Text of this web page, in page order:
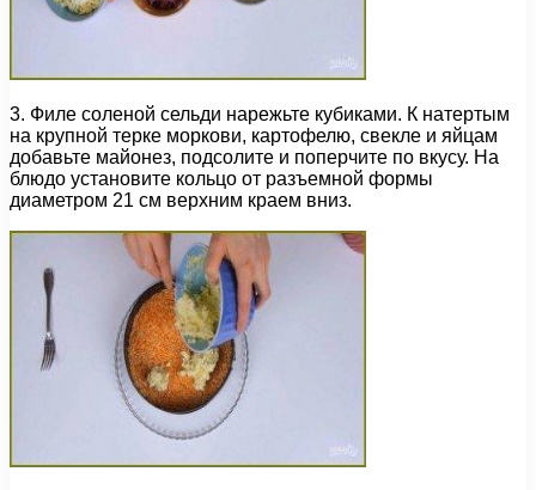
3. Филе соленой сельди нарежьте кубиками. К натертым
на крупной терке моркови, картофелю, свекле и яйцам
добавьте майонез, подсолите и поперчите по вкусу. На
блюдо установите кольцо от разъемной формы
диаметром 21 см верхним краем вниз.